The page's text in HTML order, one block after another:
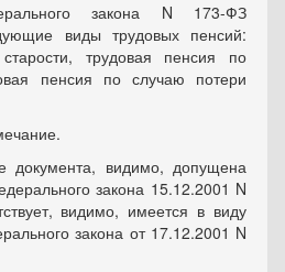
закона N 173-ФЗ
виды трудовых пенсий:
трудовая пенсия по
пенсия по случаю потери
документа, видимо, допущена
закона 15.12.2001 N
видимо, имеется в виду
закона от 17.12.2001 N